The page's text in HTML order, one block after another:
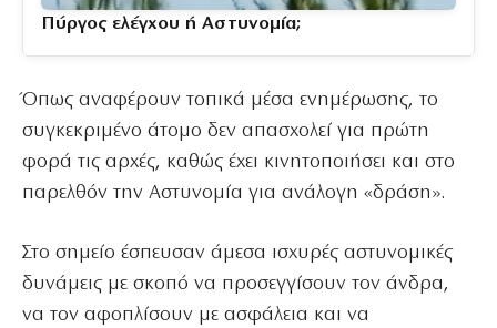
Πύργος ελέγχου ή Αστυνομία;
Όπως αναφέρουν τοπικά μέσα ενημέρωσης, το
συγκεκριμένο άτομο δεν απασχολεί για πρώτη
φορά τις αρχές, καθώς έχει κινητοποιήσει και στο
παρελθόν την Αστυνομία για ανάλογη «δράση».
Στο σημείο έσπευσαν άμεσα ισχυρές αστυνομικές
δυνάμεις με σκοπό να προσεγγίσουν τον άνδρα,
να τον αφοπλίσουν με ασφάλεια και να